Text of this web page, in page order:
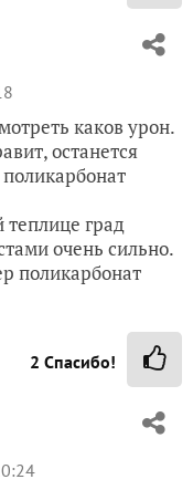
каков урон.
останется
теплице град
очень сильно.
поликарбонат
2 Спасибо!